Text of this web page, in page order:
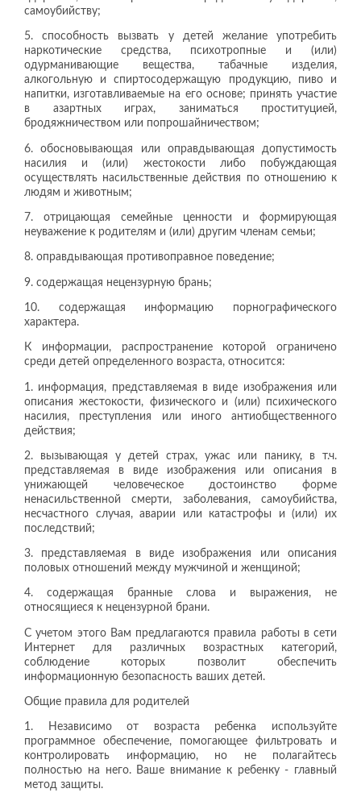
самоубийству;
5. способность вызвать у детей желание употребить
наркотические средства, психотропные и (или)
одурманивающие вещества, табачные изделия,
алкогольную и спиртосодержащую продукцию, пиво и
напитки, изготавливаемые на его основе; принять участие
в азартных играх, заниматься проституцией,
бродяжничеством или попрошайничеством;
6. обосновывающая или оправдывающая допустимость
насилия и (или) жестокости либо побуждающая
осуществлять насильственные действия по отношению к
людям и животным;
7. отрицающая семейные ценности и формирующая
неуважение к родителям и (или) другим членам семьи;
8. оправдывающая противоправное поведение;
9. содержащая нецензурную брань;
10. содержащая информацию порнографического
характера.
К информации, распространение которой ограничено
среди детей определенного возраста, относится:
1. информация, представляемая в виде изображения или
описания жестокости, физического и (или) психического
насилия, преступления или иного антиобщественного
действия;
2. вызывающая у детей страх, ужас или панику, в т.ч.
представляемая в виде изображения или описания в
унижающей человеческое достоинство форме
ненасильственной смерти, заболевания, самоубийства,
несчастного случая, аварии или катастрофы и (или) их
последствий;
3. представляемая в виде изображения или описания
половых отношений между мужчиной и женщиной;
4. содержащая бранные слова и выражения, не
относящиеся к нецензурной брани.
С учетом этого Вам предлагаются правила работы в сети
Интернет для различных возрастных категорий,
соблюдение которых позволит обеспечить
информационную безопасность ваших детей.
Общие правила для родителей
1. Независимо от возраста ребенка используйте
программное обеспечение, помогающее фильтровать и
контролировать информацию, но не полагайтесь
полностью на него. Ваше внимание к ребенку - главный
метод защиты.